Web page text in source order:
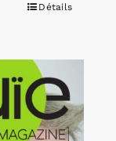
Détails